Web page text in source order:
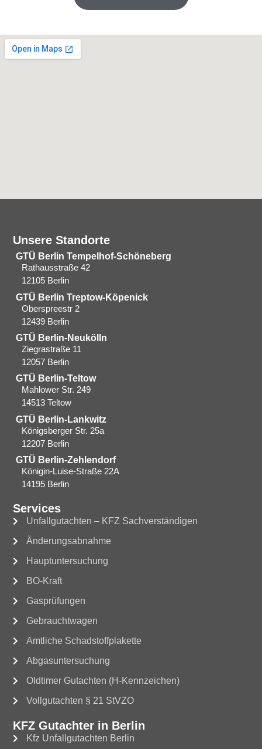
Unsere Standorte
GTÜ Berlin Tempelhof-Schöneberg
Rathausstraße 42
12105 Berlin
GTÜ Berlin Treptow-Köpenick
Oberspreestr 2
12439 Berlin​
GTÜ Berlin-Neukölln
Ziegrastraße 11
12057 Berlin
GTÜ Berlin-Teltow
Mahlower Str. 249
14513 Teltow
GTÜ Berlin-Lankwitz
Königsberger Str. 25a
12207 Berlin
GTÜ Berlin-Zehlendorf
Königin-Luise-Straße 22A
14195 Berlin
Services
Unfallgutachten – KFZ Sachverständigen
Änderungsabnahme
Hauptuntersuchung
BO-Kraft
Gasprüfungen
Gebrauchtwagen
Amtliche Schadstoffplakette
Abgasuntersuchung
Oldtimer Gutachten (H-Kennzeichen)
Vollgutachten § 21 StVZO
KFZ Gutachter in Berlin
Kfz Unfallgutachten Berlin